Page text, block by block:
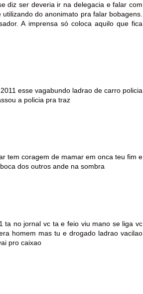
diz ser deveria ir na delegacia e falar com
do anonimato pra falar bobagens.
A imprensa só coloca aquilo que fica
esse vagabundo ladrao de carro policia
a policia pra traz
tem coragem de mamar em onca teu fim e
dos outros ande na sombra
ta no jornal vc ta e feio viu mano se liga vc
homem mas tu e drogado ladrao vacilao
pro caixao